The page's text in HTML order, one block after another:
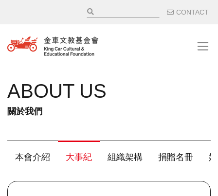
輔助選
CONTACT
ABOUT US
關於我們
主選單 / 子項目
本會介紹 大事紀 組織架構 捐贈名冊